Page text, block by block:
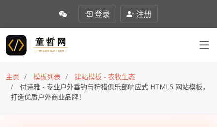
登录 注册
主页 模板列表
建站模板 - 农牧生态
付诗雅 - 专业户外垂钓与狩猎俱乐部响应式 HTML5 网站模板，
打造优质户外商业品牌！